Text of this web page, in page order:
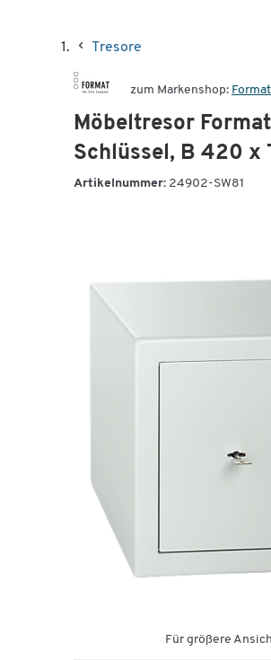
Tresore
zum Markenshop: Format
Möbeltresor
Schlüssel, B 420 x
Artikelnummer: 24902-SW81
Für größere